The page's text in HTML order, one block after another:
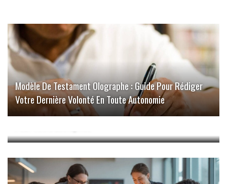
Modèle De Testament Olographe : Guide Pour Rédiger
Votre Dernière Volonté En Toute Autonomie
Les Avantages D’utiliser Une Adresse Mail Allemande